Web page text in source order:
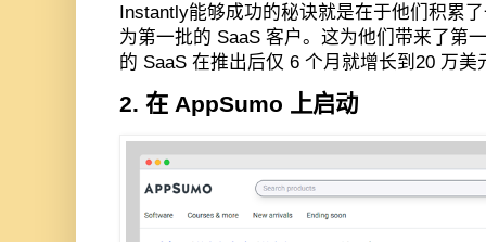
Instantly能够成功的秘诀就是在于他们积累
为第一批的 SaaS 客户。这为他们带来了第
的 SaaS 在推出后仅 6 个月就增长到 20 万美
2. 在 AppSumo 上启动